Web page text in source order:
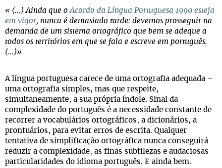
« (...) Ainda que oAcordo da Língua Portuguesa 1990 esteja
em vigor, nunca é demasiado tarde: devemos prosseguir na
demanda de um sistema ortográfico que bem se adeque a
todos os territórios em que se fala e escreve em português.
(...)»
A língua portuguesa carece de uma ortografia adequada –
uma ortografia simples, mas que respeite,
simultaneamente, a sua própria índole. Sinal da
complexidade do português é a necessidade constante de
recorrer a vocabulários ortográficos, a dicionários, a
prontuários, para evitar erros de escrita. Qualquer
tentativa de simplificação ortográfica nunca conseguirá
reduzir a complexidade, as finas subtilezas e audaciosas
particularidades do idioma português. E ainda bem.